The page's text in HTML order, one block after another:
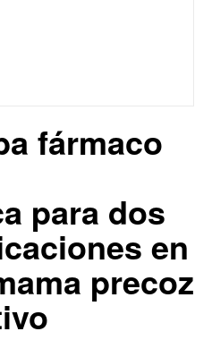
fármaco
para dos
en
precoz